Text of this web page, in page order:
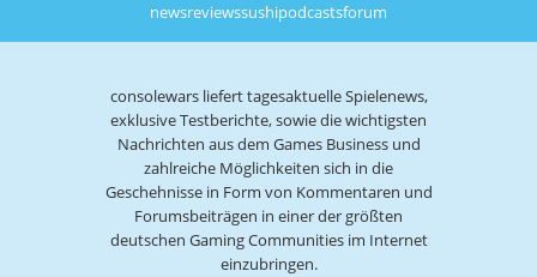
newsreviewssushipodcastsforum
consolewars liefert tagesaktuelle Spielenews,
exklusive Testberichte, sowie die wichtigsten
Nachrichten aus dem Games Business und
zahlreiche Möglichkeiten sich in die
Geschehnisse in Form von Kommentaren und
Forumsbeiträgen in einer der größten
deutschen Gaming Communities im Internet
einzubringen.